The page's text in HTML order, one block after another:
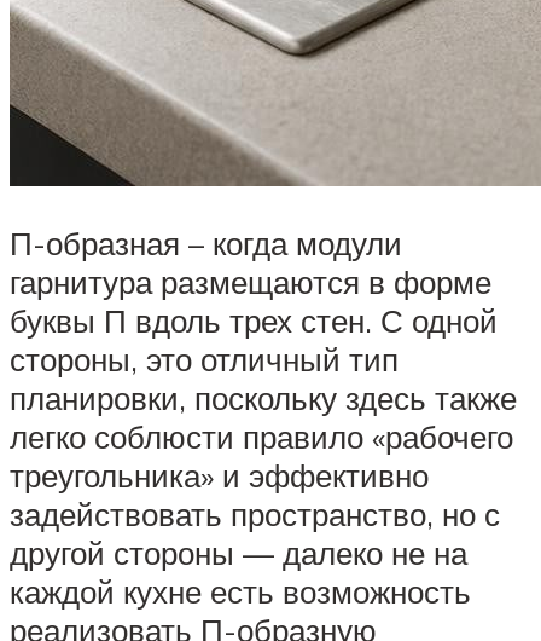
П-образная – когда модули
гарнитура размещаются в форме
буквы П вдоль трех стен. С одной
стороны, это отличный тип
планировки, поскольку здесь также
легко соблюсти правило «рабочего
треугольника» и эффективно
задействовать пространство, но с
другой стороны — далеко не на
каждой кухне есть возможность
реализовать П-образную